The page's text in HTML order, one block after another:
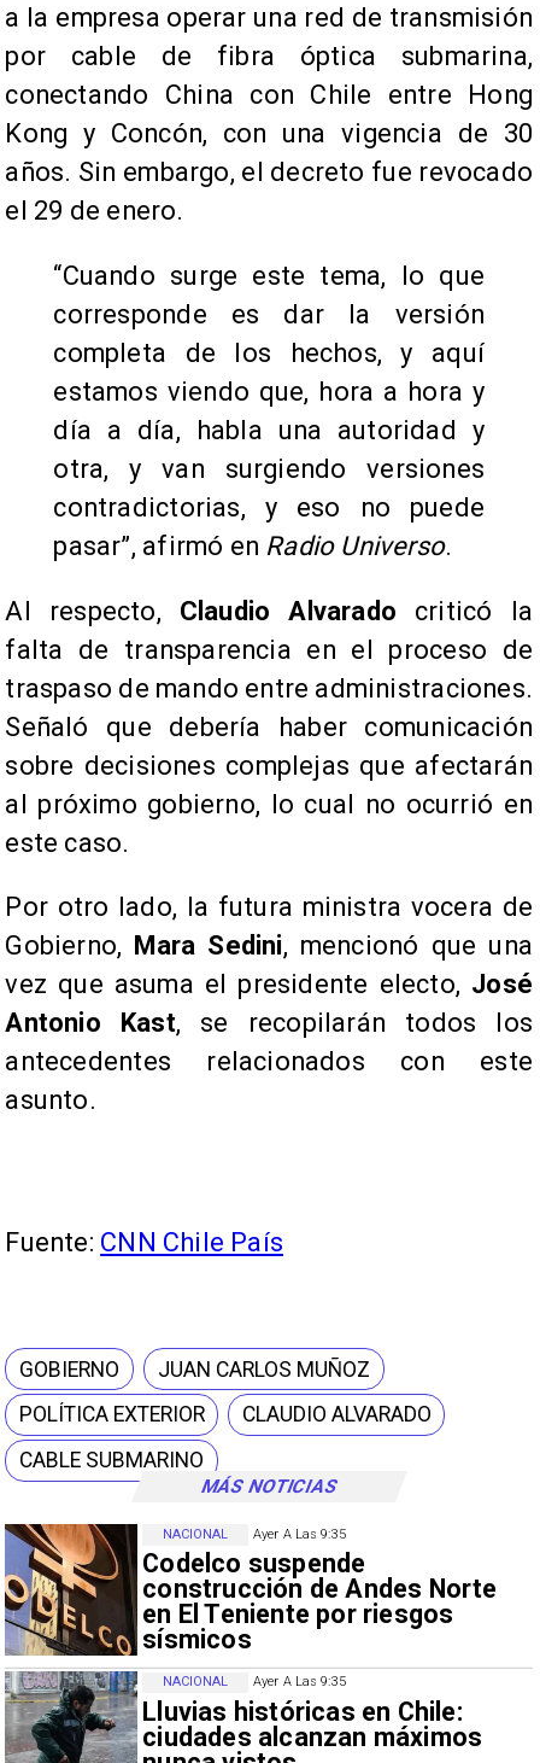
MÁS NOTICIAS
Ayer A Las 9:35
Codelco suspende
construcción de Andes Norte
en El Teniente por riesgos
sísmicos
NACIONAL
Ayer A Las 9:35
Lluvias históricas en Chile:
ciudades alcanzan máximos
NACIONAL
a la empresa operar una red de transmisión
por cable de fibra óptica submarina,
conectando China con Chile entre Hong
Kong y Concón, con una vigencia de 30
años. Sin embargo, el decreto fue revocado
el 29 de enero.
“Cuando surge este tema, lo que
corresponde es dar la versión
completa de los hechos, y aquí
estamos viendo que, hora a hora y
día a día, habla una autoridad y
otra, y van surgiendo versiones
contradictorias, y eso no puede
pasar”, afirmó en Radio Universo.
Al respecto, Claudio Alvarado criticó la
falta de transparencia en el proceso de
traspaso de mando entre administraciones.
Señaló que debería haber comunicación
sobre decisiones complejas que afectarán
al próximo gobierno, lo cual no ocurrió en
este caso.
Por otro lado, la futura ministra vocera de
Gobierno, Mara Sedini, mencionó que una
vez que asuma el presidente electo, José
Antonio Kast, se recopilarán todos los
antecedentes relacionados con este
asunto.
Fuente: CNN Chile País
GOBIERNO
JUAN CARLOS MUÑOZ
POLÍTICA EXTERIOR
CLAUDIO ALVARADO
CABLE SUBMARINO